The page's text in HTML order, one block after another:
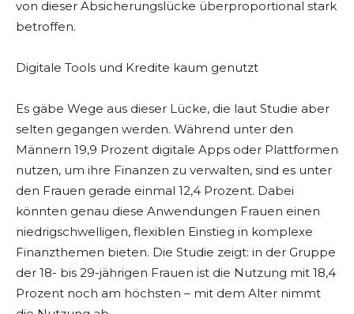
von dieser Absicherungslücke überproportional stark
betroffen.
Digitale Tools und Kredite kaum genutzt
Es gäbe Wege aus dieser Lücke, die laut Studie aber
selten gegangen werden. Während unter den
Männern 19,9 Prozent digitale Apps oder Plattformen
nutzen, um ihre Finanzen zu verwalten, sind es unter
den Frauen gerade einmal 12,4 Prozent. Dabei
könnten genau diese Anwendungen Frauen einen
niedrigschwelligen, flexiblen Einstieg in komplexe
Finanzthemen bieten. Die Studie zeigt: in der Gruppe
der 18- bis 29-jährigen Frauen ist die Nutzung mit 18,4
Prozent noch am höchsten – mit dem Alter nimmt